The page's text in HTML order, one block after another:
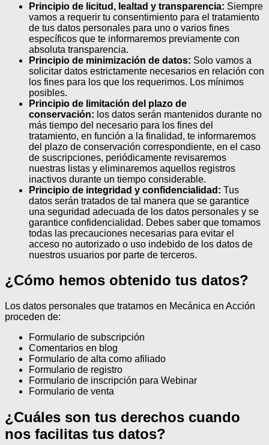
Principio de licitud, lealtad y transparencia: Siempre
vamos a requerir tu consentimiento para el tratamiento
de tus datos personales para uno o varios fines
específicos que te informaremos previamente con
absoluta transparencia.
Principio de minimización de datos: Solo vamos a
solicitar datos estrictamente necesarios en relación con
los fines para los que los requerimos. Los mínimos
posibles.
Principio de limitación del plazo de
conservación: los datos serán mantenidos durante no
más tiempo del necesario para los fines del
tratamiento, en función a la finalidad, te informaremos
del plazo de conservación correspondiente, en el caso
de suscripciones, periódicamente revisaremos
nuestras listas y eliminaremos aquellos registros
inactivos durante un tiempo considerable.
Principio de integridad y confidencialidad: Tus
datos serán tratados de tal manera que se garantice
una seguridad adecuada de los datos personales y se
garantice confidencialidad. Debes saber que tomamos
todas las precauciones necesarias para evitar el
acceso no autorizado o uso indebido de los datos de
nuestros usuarios por parte de terceros.
¿Cómo hemos obtenido tus datos?
Los datos personales que tratamos en Mecánica en Acción
proceden de:
Formulario de subscripción
Comentarios en blog
Formulario de alta como afiliado
Formulario de registro
Formulario de inscripción para Webinar
Formulario de venta
¿Cuáles son tus derechos cuando
nos facilitas tus datos?